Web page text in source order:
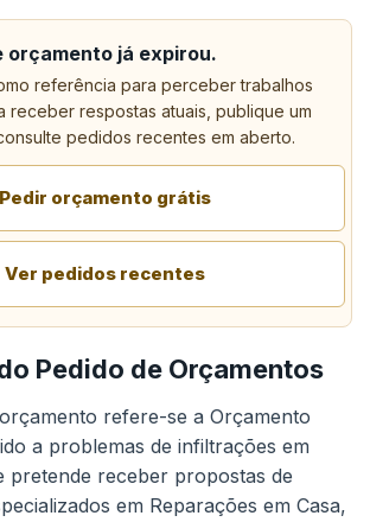
orçamento já expirou.
referência para perceber trabalhos
receber respostas atuais, publique um
pedidos recentes em aberto.
Pedir orçamento grátis
Ver pedidos recentes
Pedido de Orçamentos
refere-se a Orçamento
a problemas de infiltrações em
pretende receber propostas de
em Reparações em Casa,